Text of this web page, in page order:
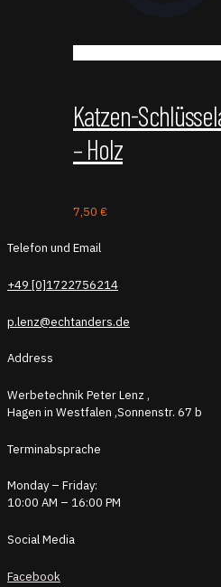
Katzen-
– Holz
7,50 €
Telefon und Email
+49 [0]1722756214
p.lenz@echtanders.de
Address
Werbetechnik Peter Lenz ,
Hagen in Westfalen ,Sonnenstr. 67 b
Terminabsprache
Monday – Friday:
10:00 AM – 16:00 PM
Social Media
Facebook